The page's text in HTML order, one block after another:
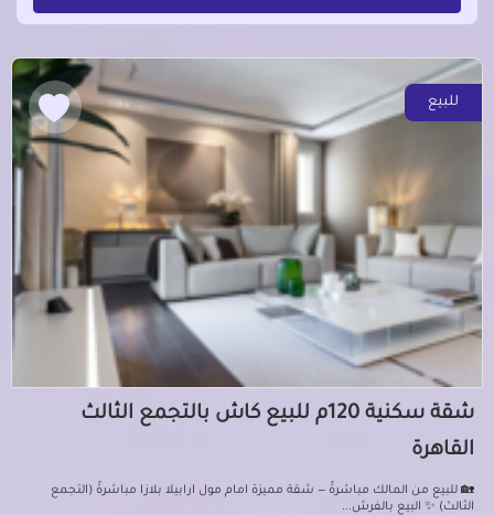
للبيع
شقة سكنية 120م للبيع كاش بالتجمع الثالث
القاهرة
🏡 للبيع من المالك مباشرةً — شقة مميزة امام مول ارابيلا بلازا مباشرةً (التجمع
الثالث) ✨ البيع بالفرش...